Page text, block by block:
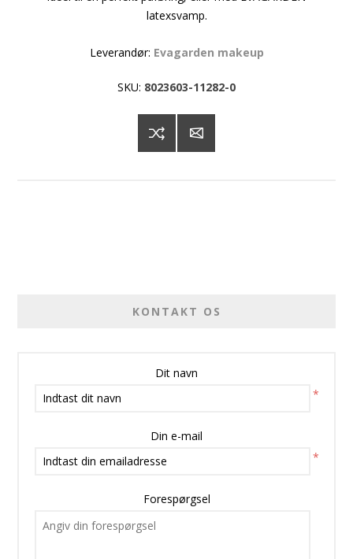
latexsvamp.
Leverandør: Evagarden makeup
SKU: 8023603-11282-0
KONTAKT OS
Dit navn
*
Din e-mail
*
Forespørgsel